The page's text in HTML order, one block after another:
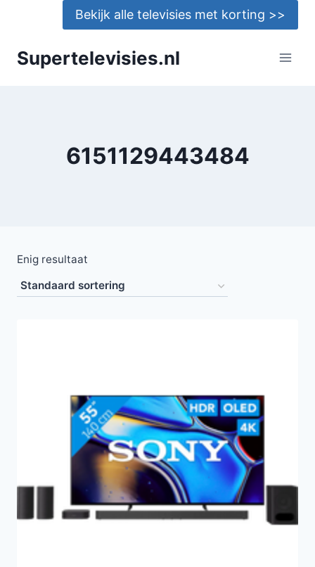
Bekijk alle televisies met korting >>
Supertelevisies.nl
6151129443484
Enig resultaat